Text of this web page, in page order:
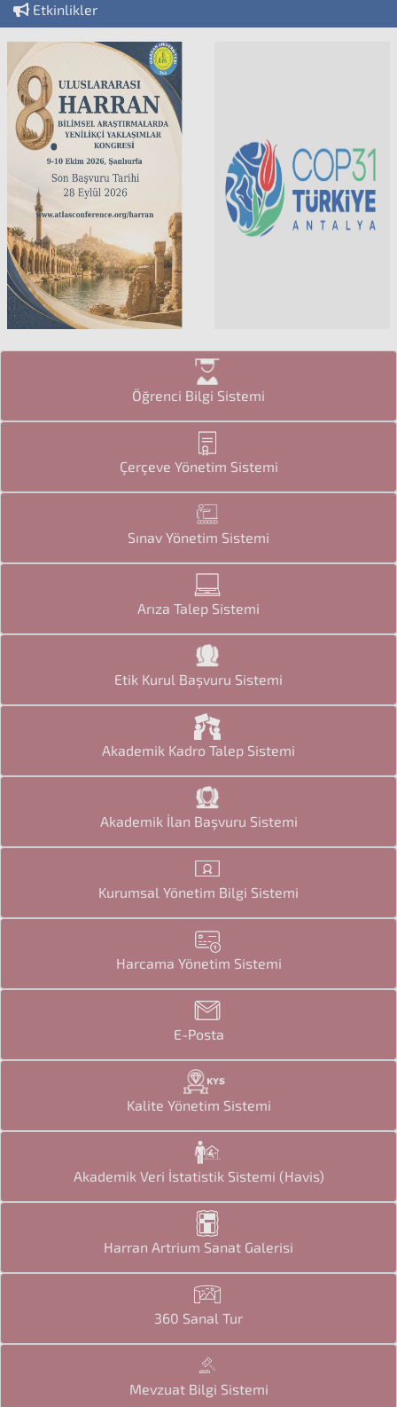
Etkinlikler
Öğrenci Bilgi Sistemi
Çerçeve Yönetim Sistemi
Sınav Yönetim Sistemi
Arıza Talep Sistemi
Etik Kurul Başvuru Sistemi
Akademik Kadro Talep Sistemi
Akademik İlan Başvuru Sistemi
Kurumsal Yönetim Bilgi Sistemi
Harcama Yönetim Sistemi
E-Posta
Kalite Yönetim Sistemi
Akademik Veri İstatistik Sistemi (Havis)
Harran Artrium Sanat Galerisi
360 Sanal Tur
Mevzuat Bilgi Sistemi